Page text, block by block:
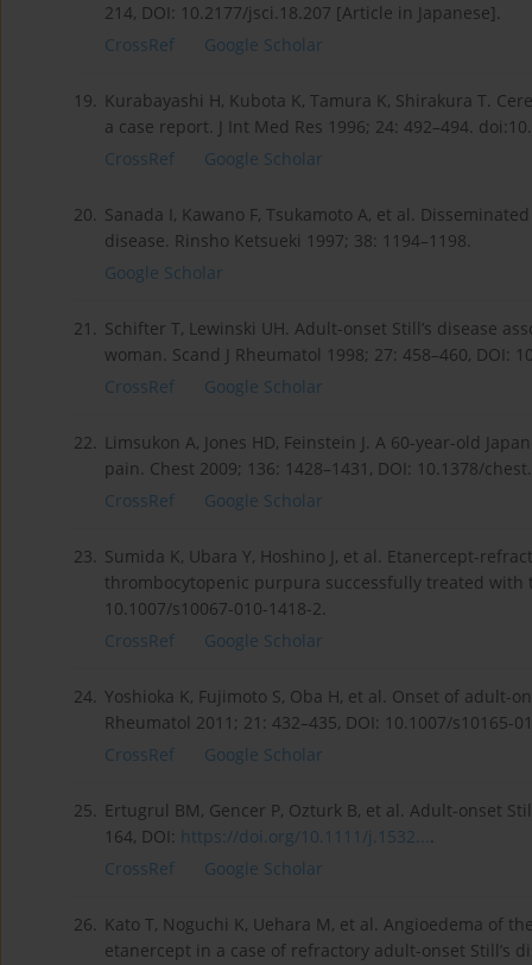
214, DOI: 10.2177/jsci.18.207 [Article in Japanese].
CrossRef
Google Scholar
19. Kurabayashi H, Kubota K, Tamura K, Shirakura T.
a case report. J Int Med Res 1996; 24: 492–494.
CrossRef
Google Scholar
20. Sanada I, Kawano F, Tsukamoto A, et al.
disease. Rinsho Ketsueki 1997; 38: 1194–1198.
Google Scholar
21. Schifter T, Lewinski UH. Adult-onset Still’s disease
woman. Scand J Rheumatol 1998; 27: 458–460, DOI:
CrossRef
Google Scholar
22. Limsukon A, Jones HD, Feinstein J. A 60-year-old
pain. Chest 2009; 136: 1428–1431, DOI: 10.1378/
CrossRef
Google Scholar
23. Sumida K, Ubara Y, Hoshino J, et al. Etanercept-
thrombocytopenic purpura successfully treated with
10.1007/s10067-010-1418-2.
CrossRef
Google Scholar
24. Yoshioka K, Fujimoto S, Oba H, et al. Onset of adult-
Rheumatol 2011; 21: 432–435, DOI: 10.1007/s10165-
CrossRef
Google Scholar
25. Ertugrul BM, Gencer P, Ozturk B, et al. Adult-onset
164, DOI: https://doi.org/10.1111/j.1532....
CrossRef
Google Scholar
26. Kato T, Noguchi K, Uehara M, et al. Angioedema of
etanercept in a case of refractory adult-onset Still’s